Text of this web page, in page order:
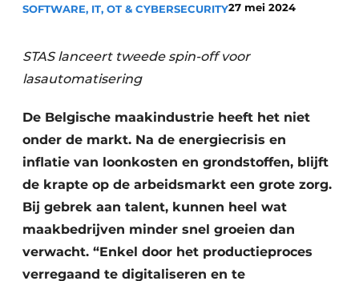
Vacatures
SOFTWARE, IT, OT & CYBERSECURITY27 mei 2024
STAS lanceert tweede spin-off voor
lasautomatisering
De Belgische maakindustrie heeft het niet
onder de markt. Na de energiecrisis en
inflatie van loonkosten en grondstoffen, blijft
de krapte op de arbeidsmarkt een grote zorg.
Bij gebrek aan talent, kunnen heel wat
maakbedrijven minder snel groeien dan
verwacht. “Enkel door het productieproces
verregaand te digitaliseren en te